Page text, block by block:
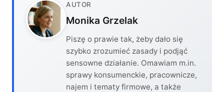
AUTOR
Monika Grzelak
Piszę o prawie tak, żeby dało się
szybko zrozumieć zasady i podjąć
sensowne działanie. Omawiam m.in.
sprawy konsumenckie, pracownicze,
najem i tematy firmowe, a także